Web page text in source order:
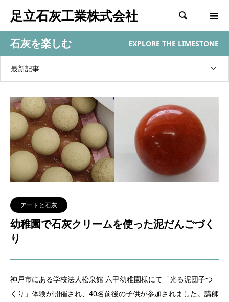
足立石灰工業株式会社 
石灰を楽しむ EXPLORE THE LIMESTONE
最新記事
アートと石灰
幼稚園で石灰クリームを使った泥だんごづく
り
神戸市にある学校法人松泉館 六甲幼稚園様にて「光る泥団子つ
くり」体験が開催され、40名前後の子供が参加されました。講師